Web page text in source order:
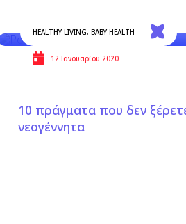
HEALTHY LIVING, BABY HEALTH
12 Ιανουαρίου 2020
10 πράγματα που δεν
νεογέννητα